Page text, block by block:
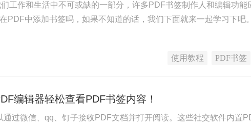
工作和生活中不可或缺的一部分，许多PDF书签制作人和编辑功能
PDF中添加书签吗，如果不知道的话，我们下面就来一起学习下吧。
使用教程 PDF书签
编辑器轻松查看PDF书签内容！
过微信、qq、钉子接收PDF文档并打开阅读。这些社交软件内置